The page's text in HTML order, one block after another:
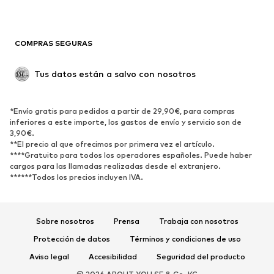
Nuevo
Tendencia
Zapatos bajos
Zapatos deportivos
Zapatos abiertos
DEPORTE
Ropa deportiva
Disciplinas deportivas
Complementos deportivos
COMPLEMENTOS
COMPRAS SEGURAS
Tus datos están a salvo con nosotros
*Envío gratis para pedidos a partir de 29,90€, para compras
inferiores a este importe, los gastos de envío y servicio son de
3,90€.
**El precio al que ofrecimos por primera vez el artículo.
****Gratuito para todos los operadores españoles. Puede haber
cargos para las llamadas realizadas desde el extranjero.
******Todos los precios incluyen IVA.
Sobre nosotros Prensa
Trabaja con nosotros
Protección de datos
Términos y condiciones de uso
Aviso legal
Accesibilidad
Seguridad del producto